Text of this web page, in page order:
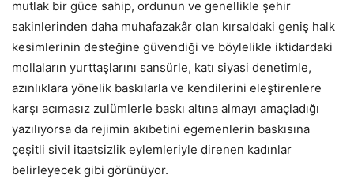
mutlak bir güce sahip, ordunun ve genellikle şehir
sakinlerinden daha muhafazakâr olan kırsaldaki geniş halk
kesimlerinin desteğine güvendiği ve böylelikle iktidardaki
mollaların yurttaşlarını sansürle, katı siyasi denetimle,
azınlıklara yönelik baskılarla ve kendilerini eleştirenlere
karşı acımasız zulümlerle baskı altına almayı amaçladığı
yazılıyorsa da rejimin akıbetini egemenlerin baskısına
çeşitli sivil itaatsizlik eylemleriyle direnen kadınlar
belirleyecek gibi görünüyor.